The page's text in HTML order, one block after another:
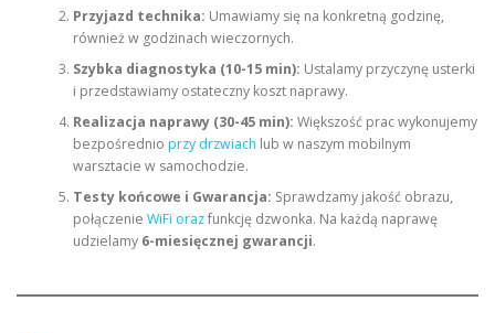
Przyjazd technika: Umawiamy się na konkretną godzinę,
również w godzinach wieczornych.
Szybka diagnostyka (10-15 min): Ustalamy przyczynę usterki
i przedstawiamy ostateczny koszt naprawy.
Realizacja naprawy (30-45 min): Większość prac wykonujemy
bezpośrednio przy drzwiach lub w naszym mobilnym
warsztacie w samochodzie.
Testy końcowe i Gwarancja: Sprawdzamy jakość obrazu,
połączenie WiFi orazfunkcję dzwonka. Na każdą naprawę
udzielamy 6-miesięcznej gwarancji.